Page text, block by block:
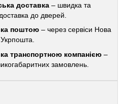
доставка – швидка та
до дверей.
поштою – через сервіси Нова
транспортною компанією –
замовлень.